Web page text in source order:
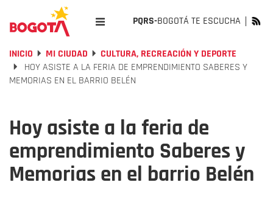
PQRS-BOGOTÁ TE ESCUCHA
INICIO MI CIUDAD
CULTURA, RECREACIÓN Y DEPORTE
HOY ASISTE A LA FERIA DE EMPRENDIMIENTO SABERES Y
MEMORIAS EN EL BARRIO BELÉN
Hoy asiste a la feria de
emprendimiento Saberes y
Memorias en el barrio Belén